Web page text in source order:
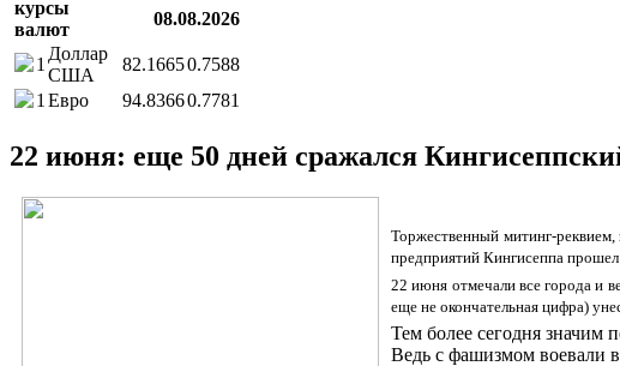
курсы
валют
08.08.2026
1
Доллар
США
82.16650.7588
1 Евро 94.83660.7781
22 июня: еще 50 дней сражался
Торжественный митинг-
предприятий Кингисеппа прошел
22 июня отмечали все города и
еще не окончательная цифра)
Тем более сегодня значим
Ведь с фашизмом воевали